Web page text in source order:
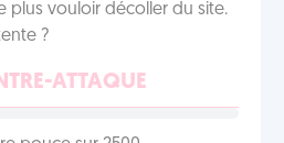
plus vouloir décoller du site.
?
ATTAQUE